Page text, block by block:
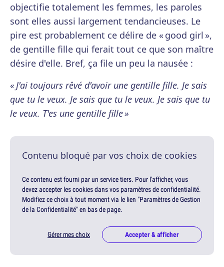
objectifie totalement les femmes, les paroles
sont elles aussi largement tendancieuses. Le
pire est probablement ce délire de « good girl »,
de gentille fille qui ferait tout ce que son maître
désire d'elle. Bref, ça file un peu la nausée :
« J'ai toujours rêvé d'avoir une gentille fille. Je sais
que tu le veux. Je sais que tu le veux. Je sais que tu
le veux. T'es une gentille fille »
Contenu bloqué par vos choix de cookies
Ce contenu est fourni par un service tiers. Pour l'afficher, vous
devez accepter les cookies dans vos paramètres de confidentialité.
Modifiez ce choix à tout moment via le lien "Paramètres de Gestion
de la Confidentialité" en bas de page.
Gérer mes choix Accepter & afficher